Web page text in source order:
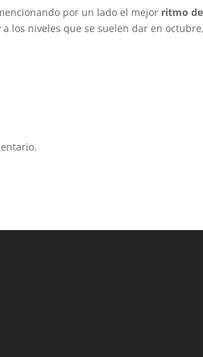
por un lado el mejor ritmo
a los niveles que se suelen dar en